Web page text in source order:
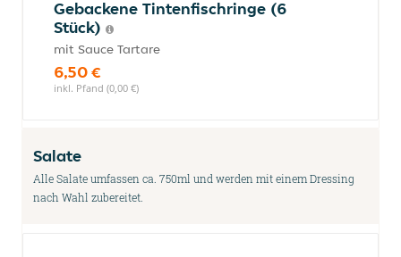
Gebackene Tintenfischringe (6
Stück)
mit Sauce Tartare
6,50 €
inkl. Pfand (0,00 €)
Salate
Alle Salate umfassen ca. 750ml und werden mit einem Dressing
nach Wahl zubereitet.